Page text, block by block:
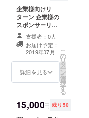
7/8/X
ハード
ケー
ス:iPho
ne
5/5s/SE
/6/6Plus
/6s/6sPl
us/7/7Pl
us/8/8Pl
ケース
にする
います。 また、
個人の方へは
webサイト特設
ページにて、ご
希望される方法
で掲載いたしま
す。 またスポン
サー契約頂いた
サー契約期間中
は撮影料金の割
サイト完成予定
の2019年7月よ
企業様向けリ
ターン 企業様の
スポンサーリン
ク掲載、 および
ブログサイトに
て企業様の紹介
記事を掲載しま
す。
支援者：0人
お届け予定：
2019年07月
詳細を見る
こ
の
リ
タ
ー
ン
を
選
択
す
る
15,000円 残り50